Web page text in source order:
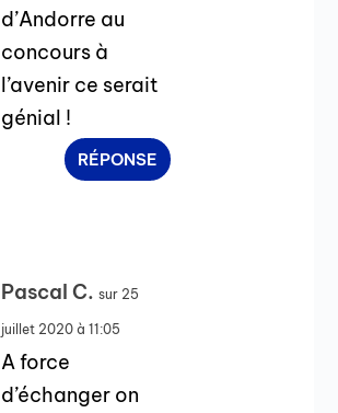
d’Andorre au
concours à
l’avenir ce serait
génial !
RÉPONSE
Pascal C. sur 25
juillet 2020 à 11:05
A force
d’échanger on